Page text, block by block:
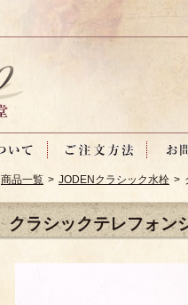
商品一覧 > JODENクラシック水栓 >
クラシックテレフォン